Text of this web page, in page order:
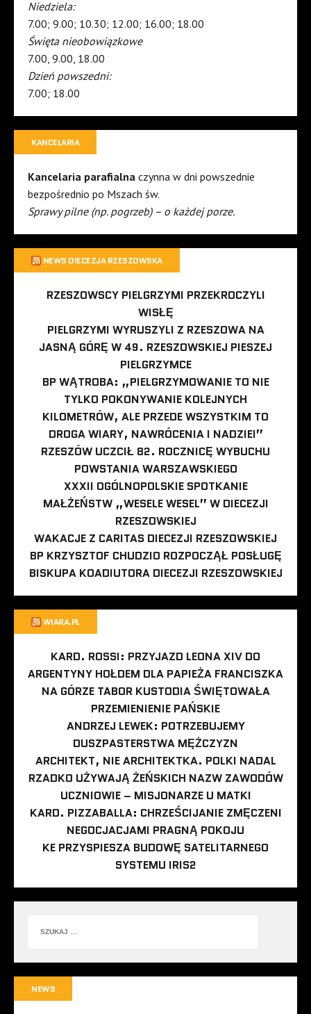
Niedziela:
7.00; 9.00; 10.30; 12.00; 16.00; 18.00
Święta nieobowiązkowe
7.00, 9.00, 18.00
Dzień powszedni:
7.00; 18.00
KANCELARIA
Kancelaria parafialna czynna w dni powszednie
bezpośrednio po Mszach św.
Sprawy pilne (np. pogrzeb) – o każdej porze.
NEWS DIECEZJA RZESZOWSKA
RZESZOWSCY PIELGRZYMI PRZEKROCZYLI
WISŁĘ
PIELGRZYMI WYRUSZYLI Z RZESZOWA NA
JASNĄ GÓRĘ W 49. RZESZOWSKIEJ PIESZEJ
PIELGRZYMCE
BP WĄTROBA: „PIELGRZYMOWANIE TO NIE
TYLKO POKONYWANIE KOLEJNYCH
KILOMETRÓW, ALE PRZEDE WSZYSTKIM TO
DROGA WIARY, NAWRÓCENIA I NADZIEI”
RZESZÓW UCZCIŁ 82. ROCZNICĘ WYBUCHU
POWSTANIA WARSZAWSKIEGO
XXXII OGÓLNOPOLSKIE SPOTKANIE
MAŁŻEŃSTW „WESELE WESEL” W DIECEZJI
RZESZOWSKIEJ
WAKACJE Z CARITAS DIECEZJI RZESZOWSKIEJ
BP KRZYSZTOF CHUDZIO ROZPOCZĄŁ POSŁUGĘ
BISKUPA KOADIUTORA DIECEZJI RZESZOWSKIEJ
WIARA.PL
KARD. ROSSI: PRZYJAZD LEONA XIV DO
ARGENTYNY HOŁDEM DLA PAPIEŻA FRANCISZKA
NA GÓRZE TABOR KUSTODIA ŚWIĘTOWAŁA
PRZEMIENIENIE PAŃSKIE
ANDRZEJ LEWEK: POTRZEBUJEMY
DUSZPASTERSTWA MĘŻCZYZN
ARCHITEKT, NIE ARCHITEKTKA. POLKI NADAL
RZADKO UŻYWAJĄ ŻEŃSKICH NAZW ZAWODÓW
UCZNIOWIE – MISJONARZE U MATKI
KARD. PIZZABALLA: CHRZEŚCIJANIE ZMĘCZENI
NEGOCJACJAMI PRAGNĄ POKOJU
KE PRZYSPIESZA BUDOWĘ SATELITARNEGO
SYSTEMU IRIS2
NEWS